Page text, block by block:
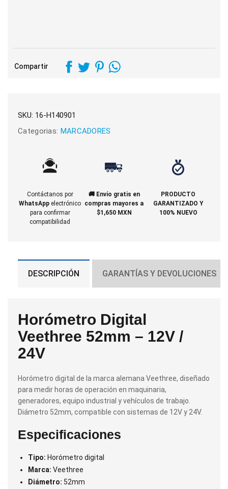
Compartir
SKU: 16-H140901
Categorias: MARCADORES
Contáctanos por
WhatsApp electrónico
para confirmar
compatibilidad
🚚 Envío gratis en
compras mayores a
$1,650 MXN
PRODUCTO
GARANTIZADO Y
100% NUEVO
DESCRIPCIÓN GARANTÍAS Y DEVOLUCIONES
Horómetro Digital
Veethree 52mm – 12V /
24V
Horómetro digital de la marca alemana Veethree, diseñado
para medir horas de operación en maquinaria,
generadores, equipo industrial y vehículos de trabajo.
Diámetro 52mm, compatible con sistemas de 12V y 24V.
Especificaciones
Tipo: Horómetro digital
Marca: Veethree
Diámetro: 52mm